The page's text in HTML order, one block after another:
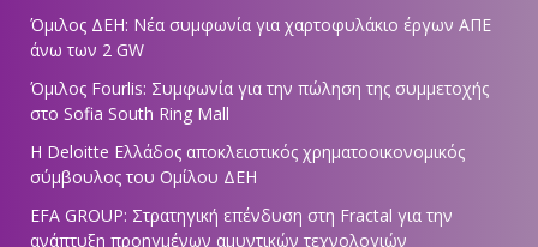
Όμιλος ΔΕΗ: Νέα συμφωνία για χαρτοφυλάκιο έργων ΑΠΕ
άνω των 2 GW
Όμιλος Fourlis: Συμφωνία για την πώληση της συμμετοχής
στο Sofia South Ring Mall
Η Deloitte Ελλάδος αποκλειστικός χρηματοοικονομικός
σύμβουλος του Ομίλου ΔΕΗ
EFA GROUP: Στρατηγική επένδυση στη Fractal για την
ανάπτυξη προηγμένων αμυντικών τεχνολογιών